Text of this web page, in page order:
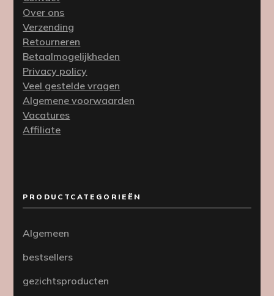
Over ons
Verzending
Retourneren
Betaalmogelijkheden
Privacy policy
Veel gestelde vragen
Algemene voorwaarden
Vacatures
Affiliate
PRODUCTCATEGORIEËN
Algemeen
bestsellers
gezichtsproducten